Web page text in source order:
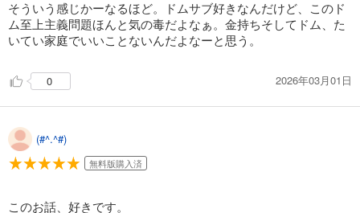
そういう感じかーなるほど。ドムサブ好きなんだけど、このド
ム至上主義問題ほんと気の毒だよなぁ。金持ちそしてドム、た
いてい家庭でいいことないんだよなーと思う。
0 2026年03月01日
(#^.^#)
無料版購入済
このお話、好きです。